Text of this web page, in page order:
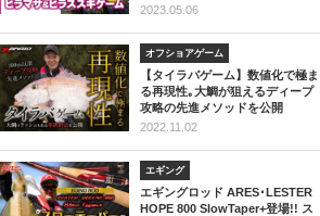
2023.05.06
オフショアゲーム
【タイラバゲーム】数値化で極ま
る再現性｡大鯛が狙えるディープ
攻略の先進メソッドを公開
2022.11.02
エギング
エギングロッド ARES･LESTER
HOPE 800 SlowTaper+登場!! ス